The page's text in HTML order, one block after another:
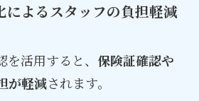
によるスタッフの負担軽減
活用すると、 保険証確認や
が軽減されます。